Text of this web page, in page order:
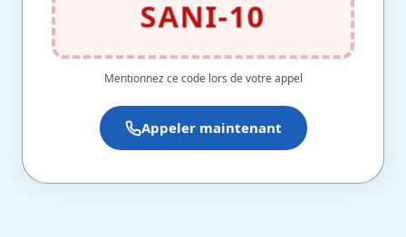
SANI-10
Mentionnez ce code lors de votre appel
Appeler maintenant